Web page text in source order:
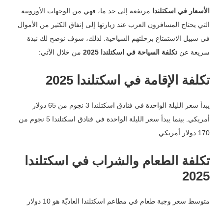
الأسعار في اسكتلندا مرتفعة إلى حد ما، فهي من الوجهات الأوروبية
التي يحتاج المسافرون العرب عند زيارتها إلى إنفاق الكثير من الأموال
في سبيل الاستمتاع برحلتهم السياحية. لذلك، سوف نوضح لك نبذة
سريعة عن تكلفة السياحة في اسكتلندا 2025 من خلال الآتي:
تكلفة الإقامة في اسكتلندا 2025
يبدأ سعر الليلة الواحدة في فنادق اسكتلندا 3 نجوم من 65 دولار
أمريكي.
بينما يبدأ سعر الليلة الواحدة في فنادق اسكتلندا 5 نجوم من
170 دولار أمريكي.
تكلفة الطعام والشراب في اسكتلندا
2025
متوسط سعر وجبة طعام في مطاعم اسكتلندا العاديّة هو 10 دولار